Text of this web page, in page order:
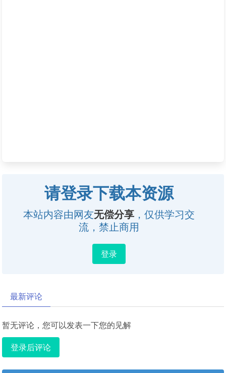
请登录下载本资源
本站内容由网友无偿分享 ，仅供学习交
流，禁止商用
登录
最新评论
暂无评论，您可以发表一下您的见解
登录后评论